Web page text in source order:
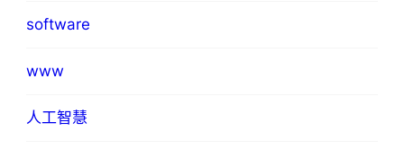
software
www
人工智慧